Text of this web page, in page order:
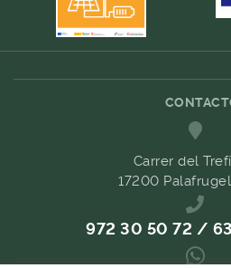
Carrer del
17200
972 30 50 72 /